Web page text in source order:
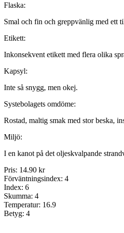
Flaska:
Smal och fin och greppvänlig med ett
Etikett:
Inkonsekvent etikett med flera olika
Kapsyl:
Inte så snygg, men okej.
Systebolagets omdöme:
Rostad, maltig smak med stor beska,
Miljö:
I en kanot på det oljeskvalpande
Pris: 14.90 kr
Förväntningsindex: 4
Index: 6
Skumma: 4
Temperatur: 16.9
Betyg: 4